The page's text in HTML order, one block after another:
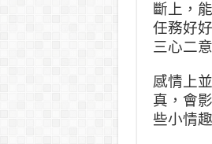
斷上，
任務好
三心二
感情上
真，會
些小情